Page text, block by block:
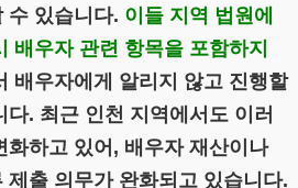
수 있습니다. 이들 지역 법원에
배우자 관련 항목을 포함하지
배우자에게 알리지 않고 진행할
. 최근 인천 지역에서도 이러
화하고 있어, 배우자 재산이나
제출 의무가 완화되고 있습니다.